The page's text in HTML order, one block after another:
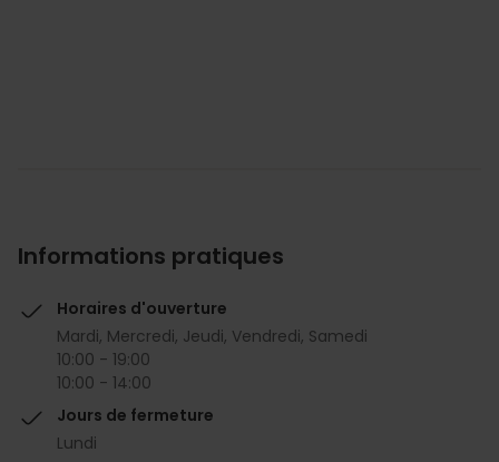
Informations pratiques
Horaires d'ouverture
Mardi, Mercredi, Jeudi, Vendredi, Samedi
10:00 - 19:00
10:00 - 14:00
Jours de fermeture
Lundi